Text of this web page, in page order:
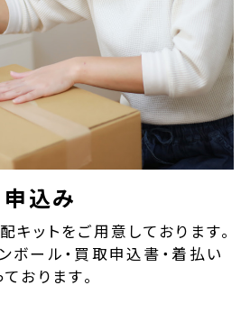
込み
ットをご用意しております。
ボール・買取申込書・着払い
おります。